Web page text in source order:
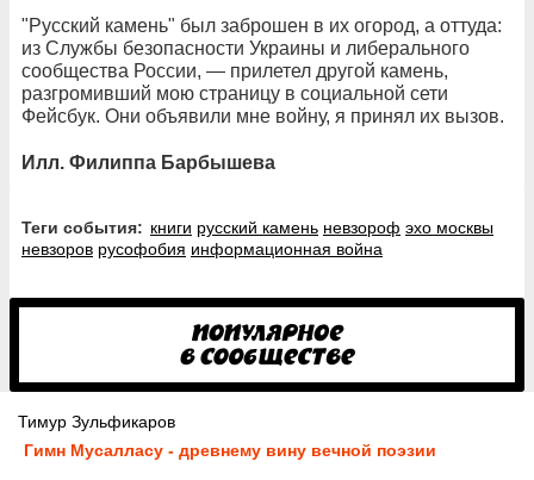
"Русский камень" был заброшен в их огород, а оттуда:
из Службы безопасности Украины и либерального
сообщества России, — прилетел другой камень,
разгромивший мою страницу в социальной сети
Фейсбук. Они объявили мне войну, я принял их вызов.
Илл. Филиппа Барбышева
Теги события: книги русский камень невзороф эхо москвы
невзоров русофобия информационная война
Тимур Зульфикаров
Гимн Мусалласу - древнему вину вечной поэзии